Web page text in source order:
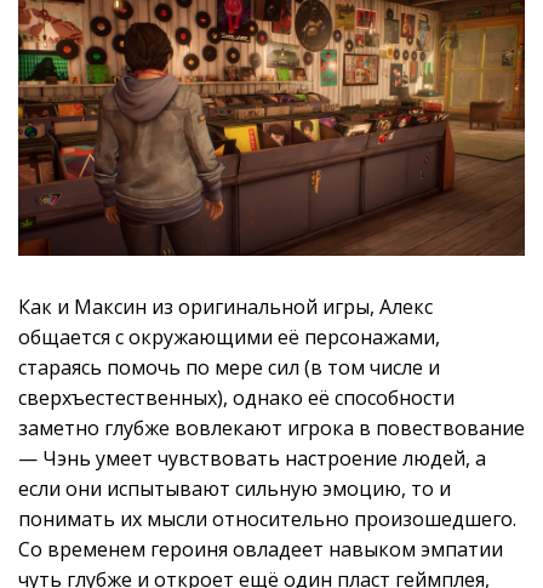
Как и Максин из оригинальной игры, Алекс
общается с окружающими её персонажами,
стараясь помочь по мере сил (в том числе и
сверхъестественных), однако её способности
заметно глубже вовлекают игрока в повествование
— Чэнь умеет чувствовать настроение людей, а
если они испытывают сильную эмоцию, то и
понимать их мысли относительно произошедшего.
Со временем героиня овладеет навыком эмпатии
чуть глубже и откроет ещё один пласт геймплея,